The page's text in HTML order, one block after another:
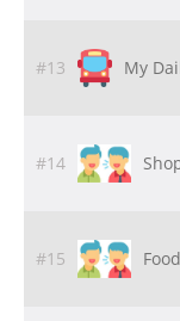
#13 My
#14
#15